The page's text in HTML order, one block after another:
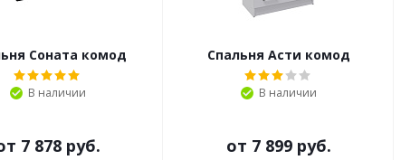
Соната комод
В наличии
7 878 руб.
Спальня Асти комод
В наличии
от 7 899 руб.